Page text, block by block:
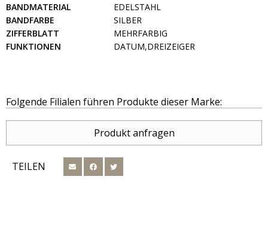
BANDMATERIAL
EDELSTAHL
BANDFARBE
SILBER
ZIFFERBLATT
MEHRFARBIG
FUNKTIONEN
DATUM,DREIZEIGER
Folgende Filialen führen Produkte dieser Marke:
Produkt anfragen
TEILEN